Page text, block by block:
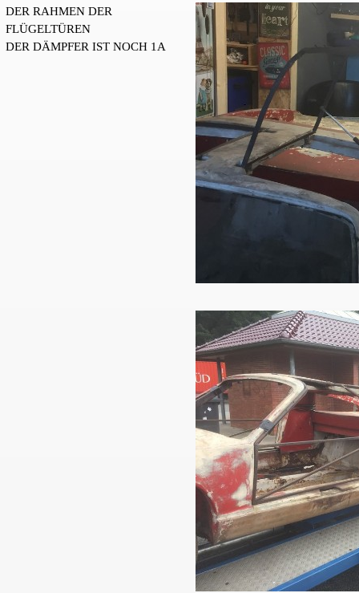
DER RAHMEN DER
FLÜGELTÜREN
DER DÄMPFER IST NOCH 1A